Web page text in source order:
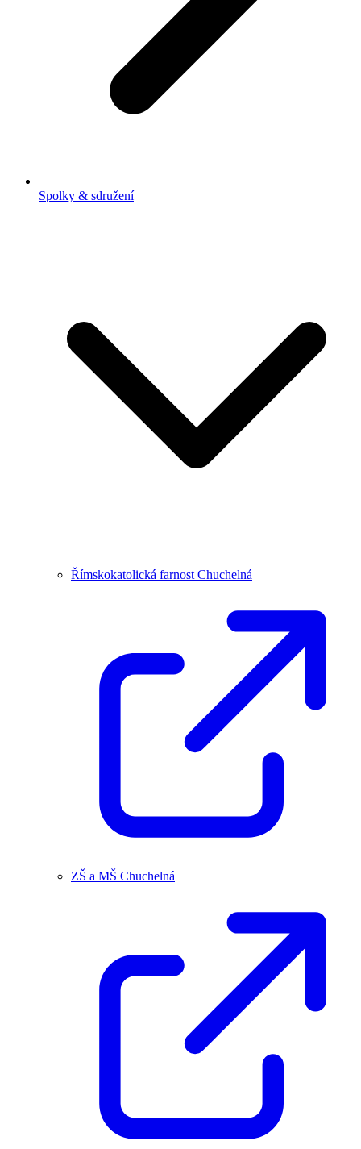
Spolky & sdružení
Římskokatolická farnost Chuchelná
ZŠ a MŠ Chuchelná